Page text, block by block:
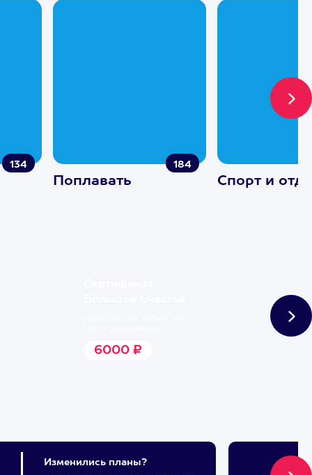
134 184
Поплавать Спорт и
6000 ₽
Изменились планы?